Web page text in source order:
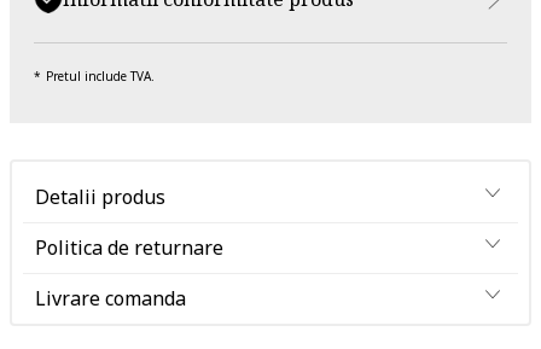
Pretul include TVA.
Detalii produs
Politica de returnare
Livrare comanda